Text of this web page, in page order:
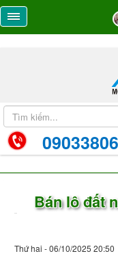
Bán lô đất
Thứ hai - 06/10/2025 20:50